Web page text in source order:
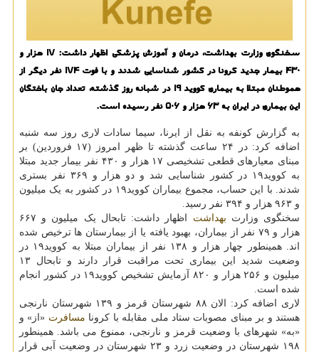
سخنگوی وزارت بهداشت، درمان و آموزش پزشکی اظهار داشت: ۱۷ هزار و
۴۳۰ بیمار جدید کرونا در کشور شناسایی شدند و با فوت ۱۷۴ نفر دیگر از
هموطنان مبتلا به بیماری کووید ۱۹ در شبانه روز گذشته، تعداد جان باختگان
این بیماری در ایران به ۶۳ هزار و ۵۰۶ نفر رسیده است.
به گزارش کونفه به نقل از ایرنا، سیما سادات لاری روز سه شنبه
اضافه کرد: در ۲۴ ساعت گذشته تا ظهر امروز (۱۷ فروردین) بر
مبنای معیارهای قطعی تشخیصی ۱۷ هزار و ۴۳۰ نفر بیمار جدید مبتلا
به کووید۱۹ در کشور شناسایی شد و دو هزار و ۳۶۹ نفر بستری
شدند. با این حساب، مجموع بیماران کووید۱۹ در کشور به یک میلیون
و ۹۶۳ هزار و ۳۹۴ نفر رسید.
سخنگوی وزارت بهداشت
اظهار داشت: تابحال یک میلیون و ۶۶۷
هزار و ۷۹ نفر از بیماران، بهبود یافته یا از بیمارستان ها ترخیص شده
اند. همینطور چهار هزار و ۱۳۸ نفر از بیماران مبتلا به کووید۱۹ در
وضعیت شدید این بیماری تحت مراقبت قرار دارند و تابحال ۱۳
میلیون و ۲۵۶ هزار و ۸۲۰ آزمایش تشخیص کووید۱۹ در کشور انجام
شده است.
لاری اضافه کرد: الان ۸۸ شهرستان قرمز و ۱۳۹ شهرستان نارنجی
هستند و بر مبنای مصوبات ستاد ملی مقابله با کرونا مسافرت «از» و
«به» شهرهای با وضعیت قرمز و نارنجی، ممنوع می باشد. همینطور
۱۹۸ شهرستان در وضعیت زرد و ۲۳ شهرستان در وضعیت آبی قرار